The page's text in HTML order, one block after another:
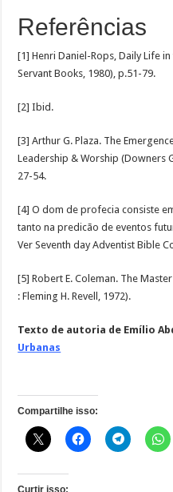
Referências
[1] Henri Daniel-Rops, Daily Life
Servant Books, 1980), p.51-79.
[2] Ibid.
[3] Arthur G. Plaza. The
Leadership & Worship (Downers
27-54.
[4] O dom de profecia consiste
tanto na predicão de eventos
Ver Seventh day Adventist Bible
[5] Robert E. Coleman. The
: Fleming H. Revell, 1972).
Texto de autoria de Emílio
Urbanas
Compartilhe isso: